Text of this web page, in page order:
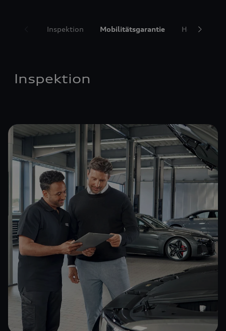
Inspektion Mobilitätsgarantie Hol- und
Inspektion